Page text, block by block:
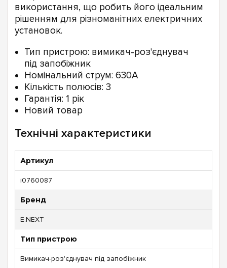
використання, що робить його ідеальним
рішенням для різноманітних електричних
установок.
Тип пристрою: вимикач-роз'єднувач
під запобіжник
Номінальний струм: 630А
Кількість полюсів: 3
Гарантія: 1 рік
Новий товар
Технічні характеристики
Артикул
i0760087
Бренд
E.NEXT
Тип пристрою
Вимикач-роз'єднувач під запобіжник